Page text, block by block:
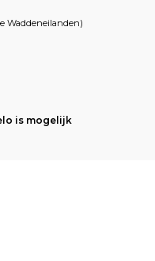
Waddeneilanden)
is mogelijk